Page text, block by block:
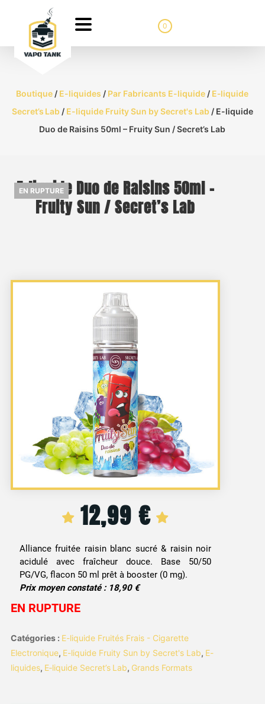
0
Boutique / E-liquides / Par Fabricants E-liquide / E‑liquide
Secret’s Lab/ E-liquide Fruity Sun by Secret's Lab/ E-liquide
Duo de Raisins 50ml – Fruity Sun / Secret’s Lab
E-liquide Duo de Raisins 50ml –
Fruity Sun / Secret’s Lab
EN RUPTURE
12,99 €
Alliance fruitée raisin blanc sucré & raisin noir
acidulé avec fraîcheur douce. Base 50/50
PG/VG, flacon 50 ml prêt à booster (0 mg).
Prix moyen constaté : 18,90 €
EN RUPTURE
Catégories : E-liquide Fruités Frais - Cigarette
Electronique, E-liquide Fruity Sun by Secret's Lab, E-
liquides, E‑liquide Secret’s Lab, Grands Formats